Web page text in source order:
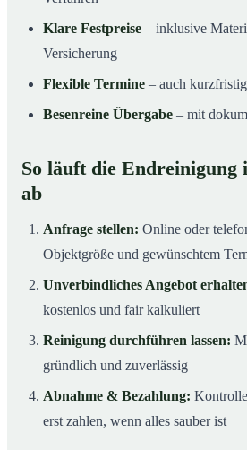
Klare Festpreise – inklusive
Versicherung
Flexible Termine – auch
Besenreine Übergabe – mit
So läuft die Endreinigung
ab
Anfrage stellen: Online oder
Objektgröße und gewünschtem
Unverbindliches Angebot
kostenlos und fair kalkuliert
Reinigung durchführen lassen:
gründlich und zuverlässig
Abnahme & Bezahlung:
erst zahlen, wenn alles sauber ist